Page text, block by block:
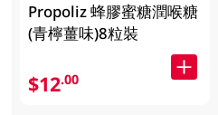
Propoliz 蜂膠蜜糖潤喉糖
(青檸薑味)8粒裝
$12.00